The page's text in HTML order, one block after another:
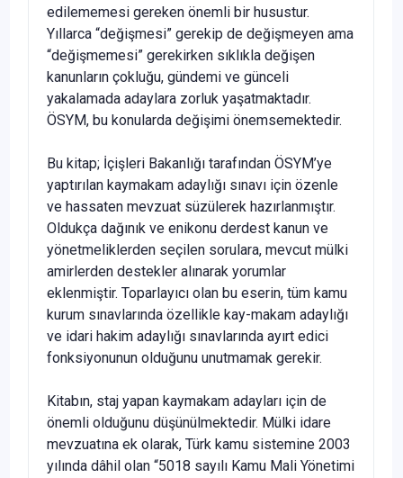
edilememesi gereken önemli bir husustur.
Yıllarca “değişmesi” gerekip de değişmeyen ama
“değişmemesi” gerekirken sıklıkla değişen
kanunların çokluğu, gündemi ve günceli
yakalamada adaylara zorluk yaşatmaktadır.
ÖSYM, bu konularda değişimi önemsemektedir.
Bu kitap; İçişleri Bakanlığı tarafından ÖSYM’ye
yaptırılan kaymakam adaylığı sınavı için özenle
ve hassaten mevzuat süzülerek hazırlanmıştır.
Oldukça dağınık ve enikonu derdest kanun ve
yönetmeliklerden seçilen sorulara, mevcut mülki
amirlerden destekler alınarak yorumlar
eklenmiştir. Toparlayıcı olan bu eserin, tüm kamu
kurum sınavlarında özellikle kay-makam adaylığı
ve idari hakim adaylığı sınavlarında ayırt edici
fonksiyonunun olduğunu unutmamak gerekir.
Kitabın, staj yapan kaymakam adayları için de
önemli olduğunu düşünülmektedir. Mülki idare
mevzuatına ek olarak, Türk kamu sistemine 2003
yılında dâhil olan “5018 sayılı Kamu Mali Yönetimi